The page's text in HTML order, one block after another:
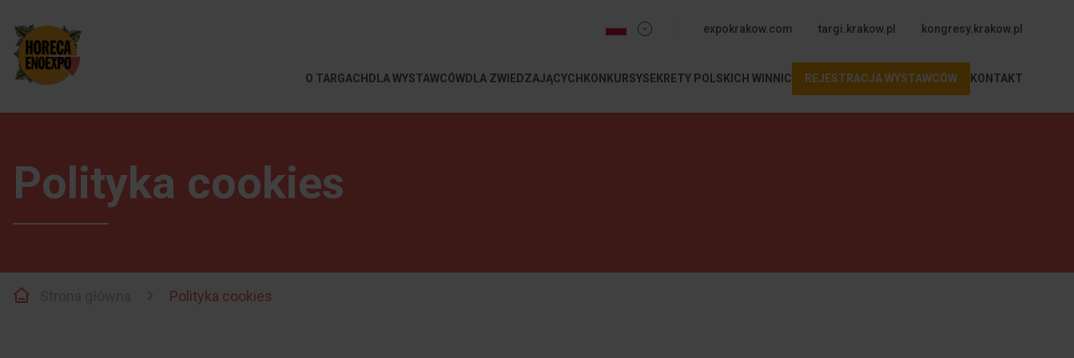
menu upper
expokrakow.com targi.krakow.pl kongresy.krakow.pl
O TARGACH DLA WYSTAWCÓWDLA ZWIEDZAJĄCYCH KONKURSYSEKRETY POLSKICH WINNIC REJESTRACJA WYSTAWCÓW KONTAKT
Polityka cookies
Polityka cookies